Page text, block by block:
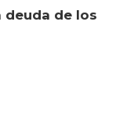
deuda de los